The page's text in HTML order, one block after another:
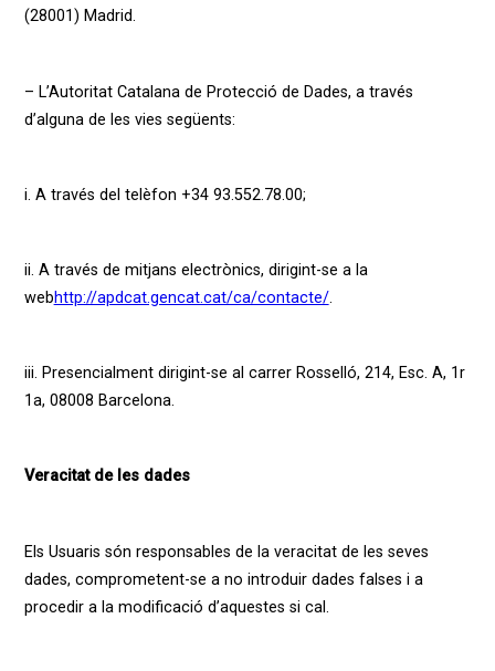
(28001) Madrid.
– L’Autoritat Catalana de Protecció de Dades, a través
d’alguna de les vies següents:
i. A través del telèfon +34 93.552.78.00;
ii. A través de mitjans electrònics, dirigint-se a la
webhttp://apdcat.gencat.cat/ca/contacte/.
iii. Presencialment dirigint-se al carrer Rosselló, 214, Esc. A, 1r
1a, 08008 Barcelona.
Veracitat de les dades
Els Usuaris són responsables de la veracitat de les seves
dades, comprometent-se a no introduir dades falses i a
procedir a la modificació d’aquestes si cal.